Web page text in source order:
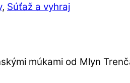
, Súťaž a vyhraj
múkami od Mlyn